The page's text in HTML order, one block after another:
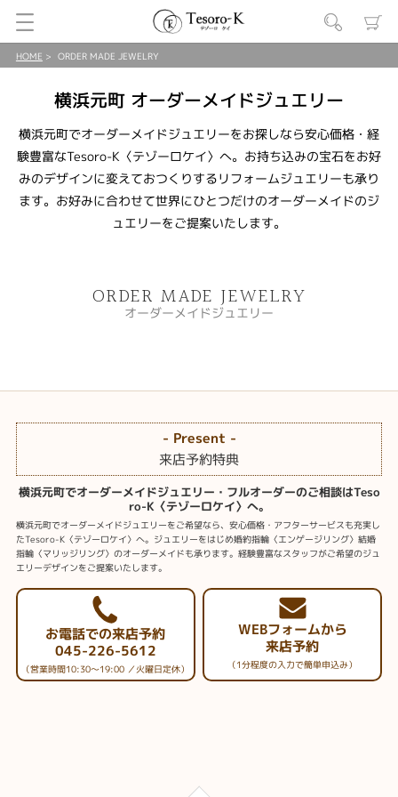
HOME ORDER MADE JEWELRY
横浜元町 オーダーメイドジュエリー
横浜元町でオーダーメイドジュエリーをお探しなら安心価格・経
験豊富なTesoro-K〈テゾーロケイ〉へ。お持ち込みの宝石をお好
みのデザインに変えておつくりするリフォームジュエリーも承り
ます。お好みに合わせて世界にひとつだけのオーダーメイドのジ
ュエリーをご提案いたします。
ORDER MADE JEWELRY
オーダーメイドジュエリー
- Present -
来店予約特典
横浜元町でオーダーメイドジュエリー・フルオーダーのご相談はTeso
ro-K〈テゾーロケイ〉へ。
横浜元町でオーダーメイドジュエリーをご希望なら、安心価格・アフターサービスも充実し
たTesoro-K〈テゾーロケイ〉へ。ジュエリーをはじめ婚約指輪〈エンゲージリング〉結婚
指輪〈マリッジリング〉のオーダーメイドも承ります。経験豊富なスタッフがご希望のジュ
エリーデザインをご提案いたします。
お電話での来店予約
045-226-5612
（営業時間10:30～19:00 ／火曜日定休）
WEBフォームから
来店予約
（1分程度の入力で簡単申込み）